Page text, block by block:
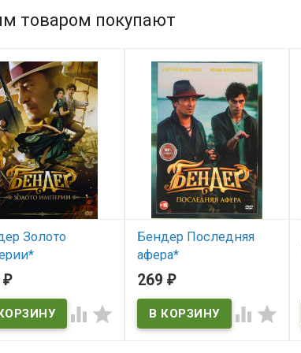
товаром покупают
Золото
₽
 
Бендер Последняя
афера*
В наличии
269₽
 